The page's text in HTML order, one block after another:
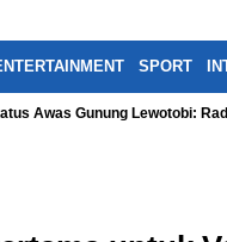
SPORT
Awas Gunung Lewotobi: